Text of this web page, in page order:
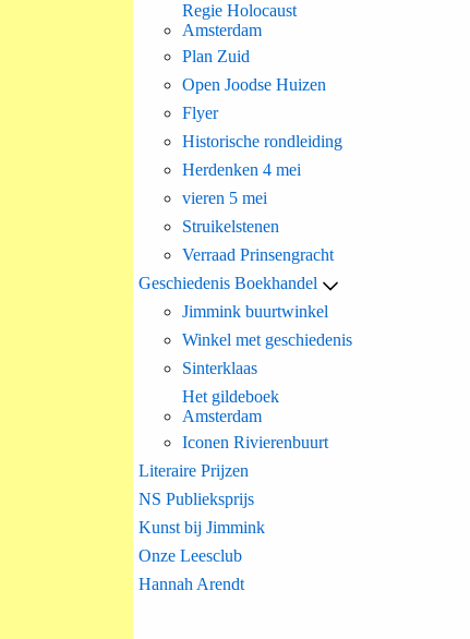
Regie Holocaust
Amsterdam
Plan Zuid
Open Joodse Huizen
Flyer
Historische rondleiding
Herdenken 4 mei
vieren 5 mei
Struikelstenen
Verraad Prinsengracht
Geschiedenis Boekhandel
Jimmink buurtwinkel
Winkel met geschiedenis
Sinterklaas
Het gildeboek
Amsterdam
Iconen Rivierenbuurt
Literaire Prijzen
NS Publieksprijs
Kunst bij Jimmink
Onze Leesclub
Hannah Arendt